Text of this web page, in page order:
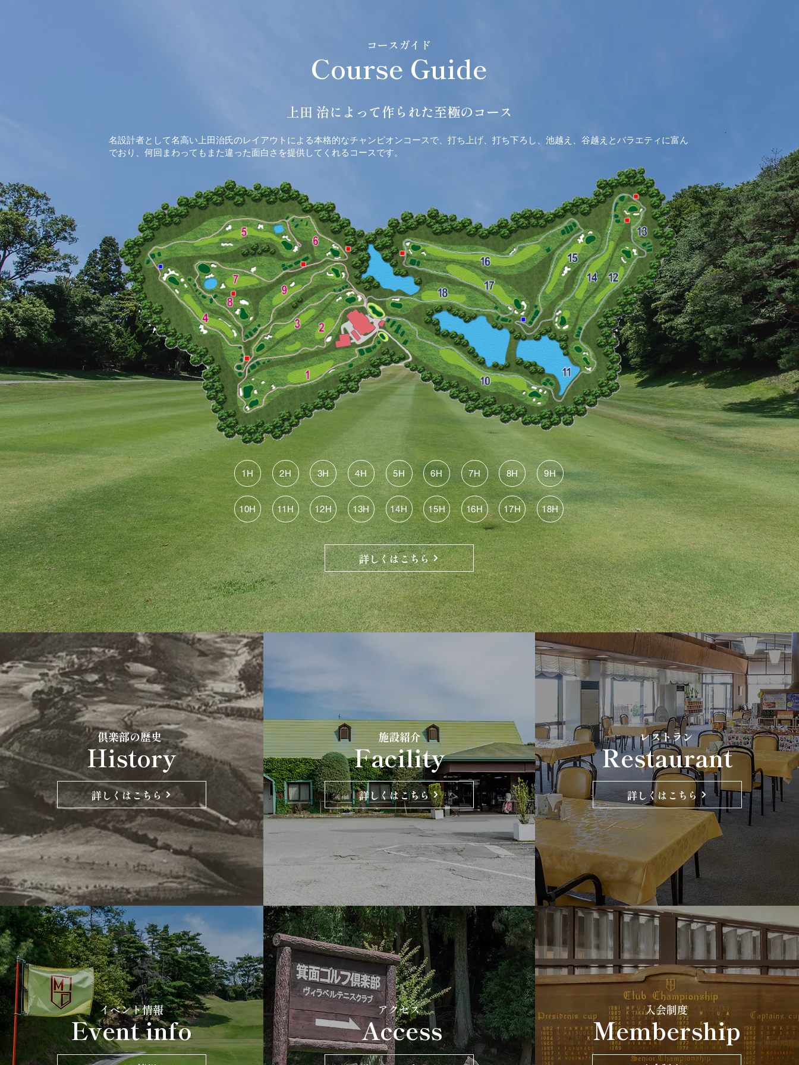
​コースガイド
Course Guide
上田 治によって作られた至極のコース
名設計者として名高い上田治氏のレイアウトによる本格的なチャンピオンコースで、打ち上げ、打ち下ろし、 池越え、谷越えとバラエティに富ん
でおり、何回まわってもまた違った面白さを提供してくれるコースです。
1H
10H
2H
11H
3H
12H
4H
13H
5H
14H
6H
15H
7H
16H
8H
17H
9H
18H
詳しくはこちら
​倶楽部の歴史
History
詳しくはこちら
​施設紹介
Facility
詳しくはこちら
レストラン
Restaurant
詳しくはこちら
イベント情報
Event info
アクセス
Access
入会制度
Membership